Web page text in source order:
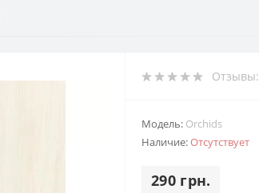
Отзывы:
Модель: Orchids
Наличие:Отсутствует
290 грн.